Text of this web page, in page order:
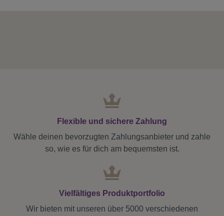
Flexible und sichere Zahlung
Wähle deinen bevorzugten Zahlungsanbieter und zahle
so, wie es für dich am bequemsten ist.
Vielfältiges Produktportfolio
Wir bieten mit unseren über 5000 verschiedenen